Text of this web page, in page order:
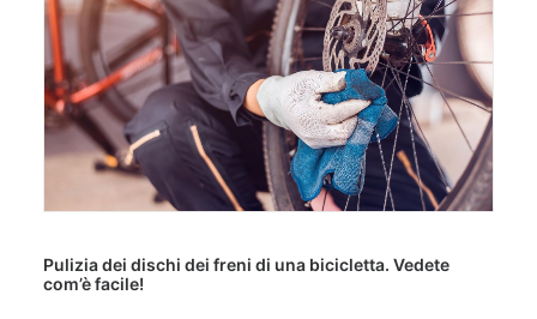
Pulizia dei dischi dei freni di una bicicletta. Vedete
com’è facile!